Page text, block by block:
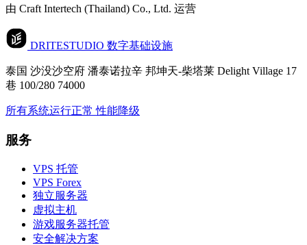
由 Craft Intertech (Thailand) Co., Ltd. 运营
DRITESTUDIO 数字基础设施
泰国 沙没沙空府 潘泰诺拉辛 邦坤天-柴塔莱 Delight Village 17
巷 100/280 74000
所有系统运行正常 性能降级
服务
VPS 托管
VPS Forex
独立服务器
虚拟主机
游戏服务器托管
安全解决方案